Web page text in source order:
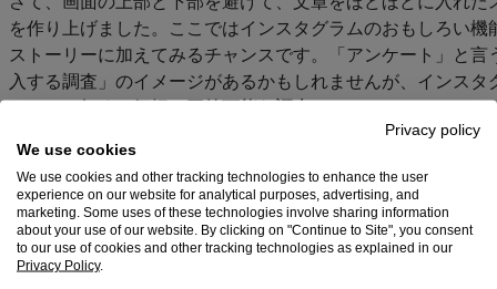
を作り上げました。ここではインスタグラムのおもしろい
ストーリーに加えてみるチャンスです。「アンケート」と
入する調査」のイメージがあるかもしれませんが、インス
しかない短くて気軽に回答可能な調査です。
企業やビジネスとして消費者のニーズを探ろうとする際に
ートは大変便利です。個人アカウントにせよ企業アカウン
のは「どっち派？」タイプのアンケートですよね。同じ商品
く違う商品2つの中から好きな物、気になる物などを選んで
Privacy policy
We use cookies
We use cookies and other tracking technologies to enhance the user
experience on our website for analytical purposes, advertising, and
marketing. Some uses of these technologies involve sharing information
about your use of our website. By clicking on "Continue to Site", you consent
to our use of cookies and other tracking technologies as explained in our
Privacy Policy.